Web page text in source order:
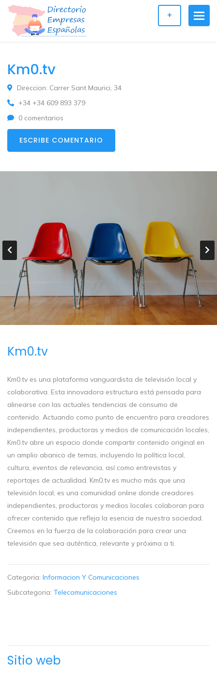
+
Km0.tv
Direccion: Carrer Sant Maurici, 34
+34 +34 609 893 379
0 comentarios
ESCRIBE COMENTARIO
Km0.tv
Km0.tv es una plataforma vanguardista de televisión local y
colaborativa. Esta innovadora estructura está pensada para
alinearse con las actuales tendencias de consumo de
contenido. Actuando como punto de encuentro para creadores
independientes, productoras y medios de comunicación locales,
Km0.tv abre un espacio donde compartir contenido original en
un amplio abanico de temas, incluyendo la política local,
cultura, eventos de relevancia, así como entrevistas y
reportajes de actualidad. Km0.tv es mucho más que una
televisión local; es una comunidad online donde creadores
independientes, productoras y medios locales colaboran para
ofrecer contenido que refleja la esencia de nuestra sociedad.
Creemos en la fuerza de la colaboración para crear una
televisión que sea auténtica, relevante y próxima a ti.
Categoria: Informacion Y Comunicaciones
Subcategoria: Telecomunicaciones
Sitio web